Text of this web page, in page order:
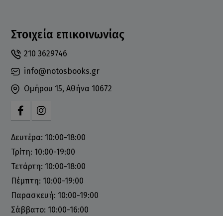
Στοιχεία επικοινωνίας
210 3629746
info@notosbooks.gr
Ομήρου 15, Αθήνα 10672
Δευτέρα: 10:00-18:00
Τρίτη: 10:00-19:00
Τετάρτη: 10:00-18:00
Πέμπτη: 10:00-19:00
Παρασκευή: 10:00-19:00
Σάββατο: 10:00-16:00